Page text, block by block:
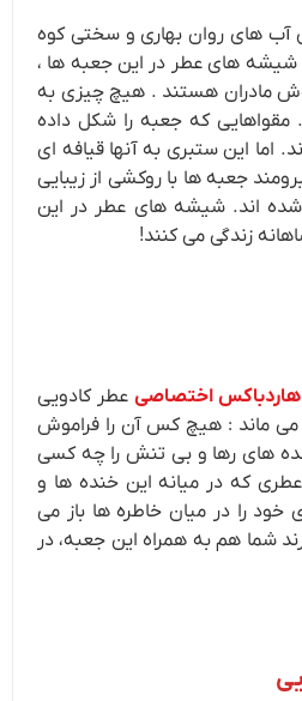
آب های روان بهاری و سختی کوه
های عطر در این جعبه ها ،
مادران هستند . هیچ چیزی به
که جعبه را شکل داده
اما این ستبری به آنها قیافه ای
جعبه ها با روکشی از زیبایی
شده اند. شیشه های عطر در این
زندگی می کنند!
هاردباکس اختصاصی عطر کادویی
ماند : هیچ کس آن را فراموش
های رها و بی تنش را چه کسی
که در میانه این خنده ها و
را در میان خاطره ها باز می
شما هم به همراه این جعبه، در